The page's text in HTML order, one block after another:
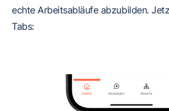
echte Arbeitsabläufe abzubilden.
Tabs: